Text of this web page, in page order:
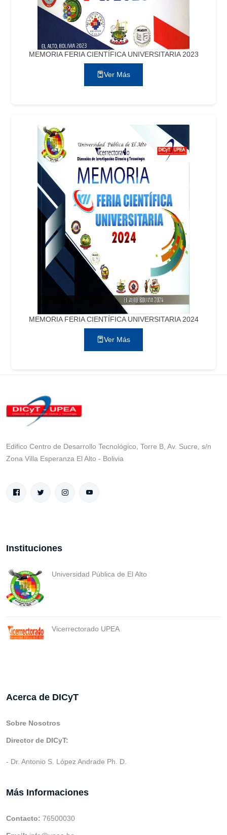
MEMORIA FERIA CIENTÍFICA UNIVERSITARIA 2023
Ver Más
MEMORIA FERIA CIENTÍFICA UNIVERSITARIA 2024
Ver Más
Edifico Centro de Desarrollo Tecnológico, Torre B, Av. Sucre, s/n
Zona Villa Esperanza El Alto - Bolivia
Instituciones
Universidad Pública de El Alto
Vicerrectorado UPEA
Acerca de DICyT
Sobre Nosotros
Director de DICyT:
- Dr. Antonio S. López Andrade Ph. D.
Más Informaciones
Contacto: 76500030